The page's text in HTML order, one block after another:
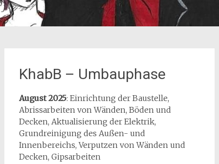
KhabB – Umbauphase
August 2025: Einrichtung der Baustelle,
Abrissarbeiten von Wänden, Böden und
Decken, Aktualisierung der Elektrik,
Grundreinigung des Außen- und
Innenbereichs, Verputzen von Wänden und
Decken, Gipsarbeiten